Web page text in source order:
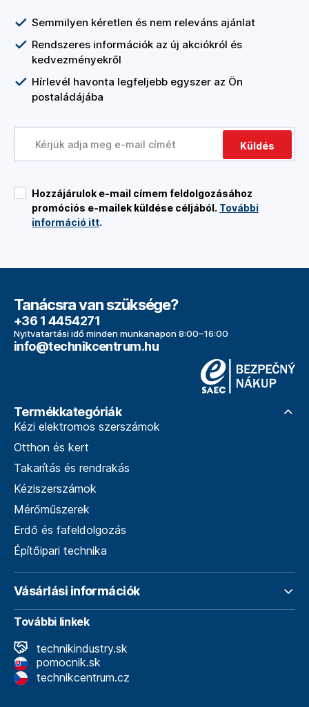
Semmilyen kéretlen és nem releváns ajánlat
Rendszeres információk az új akciókról és
kedvezményekről
Hírlevél havonta legfeljebb egyszer az Ön
postaládájába
Küldés
Hozzájárulok e-mail címem feldolgozásához
promóciós e-mailek küldése céljából. További
információ itt.
Tanácsra van szüksége?
+36 1 4454271
Nyitvatartási idő minden munkanapon 8:00–16:00
info@technikcentrum.hu
Termékkategóriák
Kézi elektromos szerszámok
Otthon és kert
Takarítás és rendrakás
Kéziszerszámok
Mérőműszerek
Erdő és fafeldolgozás
Építőipari technika
Vásárlási információk
További linkek
technikindustry.sk
pomocnik.sk
technikcentrum.cz